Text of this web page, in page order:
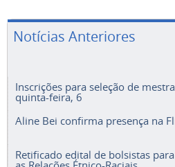
Notícias Anteriores
Inscrições para seleção de
quinta-feira, 6
Aline Bei confirma presença na
Retificado edital de bolsistas